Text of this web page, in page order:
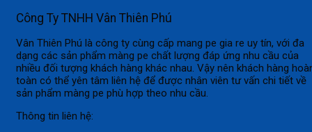
Công Ty TNHH Vân Thiên Phú
Vân Thiên Phú là công ty cùng cấp mang pe gia re uy tín, với đa
dạng các sản phẩm màng pe chất lượng đáp ứng nhu cầu của
nhiều đối tượng khách hàng khác nhau. Vậy nên khách hàng
toàn có thể yên tâm liên hệ để được nhân viên tư vấn chi tiết về
sản phẩm màng pe phù hợp theo nhu cầu.
Thông tin liên hệ: